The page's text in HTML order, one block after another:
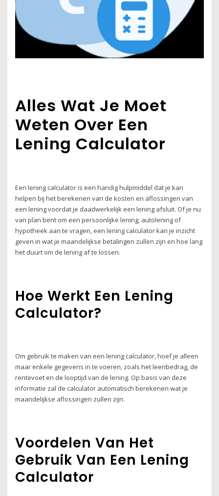
Alles Wat Je Moet
Weten Over Een
Lening Calculator
Een lening calculator is een handig hulpmiddel dat je kan
helpen bij het berekenen van de kosten en aflossingen van
een lening voordat je daadwerkelijk een lening afsluit. Of je nu
van plan bent om een persoonlijke lening, autolening of
hypotheek aan te vragen, een lening calculator kan je inzicht
geven in wat je maandelijkse betalingen zullen zijn en hoe lang
het duurt om de lening af te lossen.
Hoe Werkt Een Lening
Calculator?
Om gebruik te maken van een lening calculator, hoef je alleen
maar enkele gegevens in te voeren, zoals het leenbedrag, de
rentevoet en de looptijd van de lening. Op basis van deze
informatie zal de calculator automatisch berekenen wat je
maandelijkse aflossingen zullen zijn.
Voordelen Van Het
Gebruik Van Een Lening
Calculator